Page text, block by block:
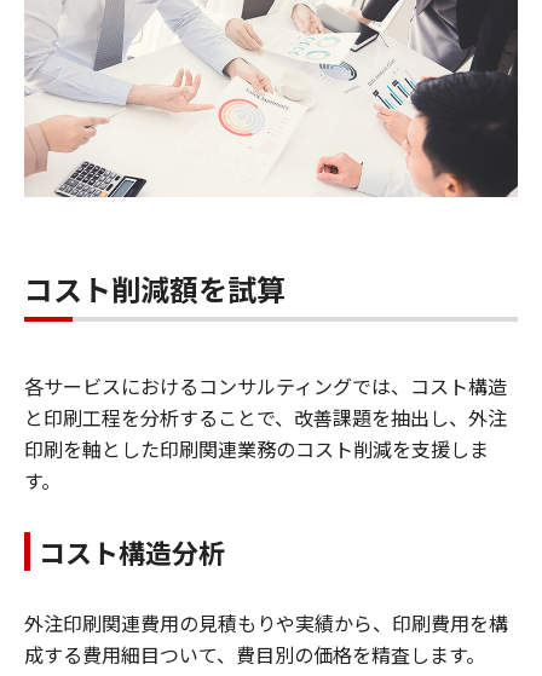
コスト削減額を試算
各サービスにおけるコンサルティングでは、コスト構造
と印刷工程を分析することで、改善課題を抽出し、外注
印刷を軸とした印刷関連業務のコスト削減を支援しま
す。
コスト構造分析
外注印刷関連費用の見積もりや実績から、印刷費用を構
成する費用細目ついて、費目別の価格を精査します。